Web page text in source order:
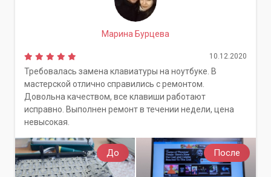
До После
Марина Бурцева
10.12.2020
Требовалась замена клавиатуры на ноутбуке. В
мастерской отлично справились с ремонтом.
Довольна качеством, все клавиши работают
исправно. Выполнен ремонт в течении недели, цена
невысокая.